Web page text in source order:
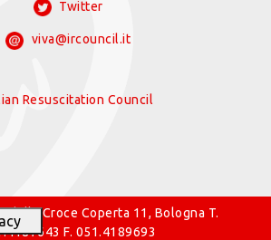
Twitter
viva@ircouncil.it
Resuscitation Council
della Croce Coperta 11, Bologna T.
F. 051.4189693